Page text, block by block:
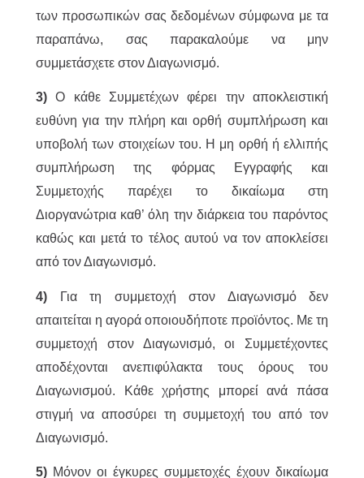
των προσωπικών σας δεδομένων σύμφωνα με τα
παραπάνω, σας παρακαλούμε να μην
συμμετάσχετε στον Διαγωνισμό.
3) Ο κάθε Συμμετέχων φέρει την αποκλειστική
ευθύνη για την πλήρη και ορθή συμπλήρωση και
υποβολή των στοιχείων του. Η μη ορθή ή ελλιπής
συμπλήρωση της φόρμας Εγγραφής και
Συμμετοχής παρέχει το δικαίωμα στη
Διοργανώτρια καθ’ όλη την διάρκεια του παρόντος
καθώς και μετά το τέλος αυτού να τον αποκλείσει
από τον Διαγωνισμό.
4) Για τη συμμετοχή στον Διαγωνισμό δεν
απαιτείται η αγορά οποιουδήποτε προϊόντος. Με τη
συμμετοχή στον Διαγωνισμό, οι Συμμετέχοντες
αποδέχονται ανεπιφύλακτα τους όρους του
Διαγωνισμού. Κάθε χρήστης μπορεί ανά πάσα
στιγμή να αποσύρει τη συμμετοχή του από τον
Διαγωνισμό.
5) Μόνον οι έγκυρες συμμετοχές έχουν δικαίωμα